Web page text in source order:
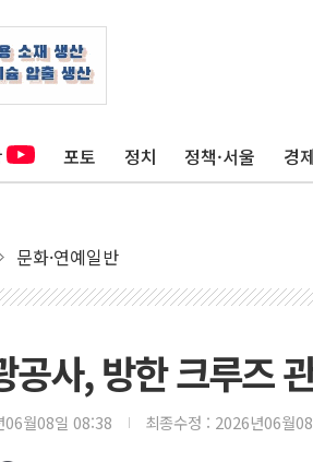
포토 정치 정책·서울 경제
문화·연예일반
공사, 방한 크루즈
06월08일 08:38 최종수정 : 2026년06월